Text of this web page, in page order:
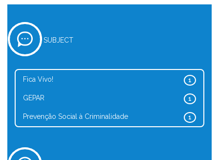
SUBJECT
1
Fica Vivo!
1
GEPAR
1
Prevenção Social à Criminalidade